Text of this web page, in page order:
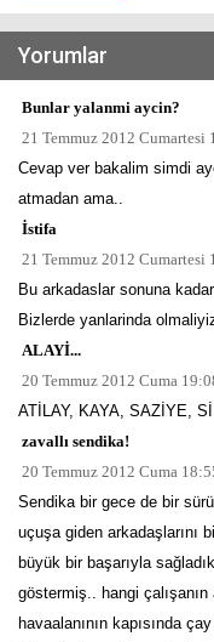
Yorumlar
Bunlar yalanmi aycin?
21 Temmuz 2012 Cumartesi
Cevap ver bakalim simdi
atmadan ama..
İstifa
21 Temmuz 2012 Cumartesi
Bu arkadaslar sonuna
Bizlerde yanlarinda
ALAYİ...
20 Temmuz 2012 Cuma
ATİLAY, KAYA, SAZİYE,
zavallı sendika!
20 Temmuz 2012 Cuma
Sendika bir gece de bir
uçuşa giden arkadaşlarını
büyük bir başarıyla
göstermiş.. hangi
havaalanının kapısında